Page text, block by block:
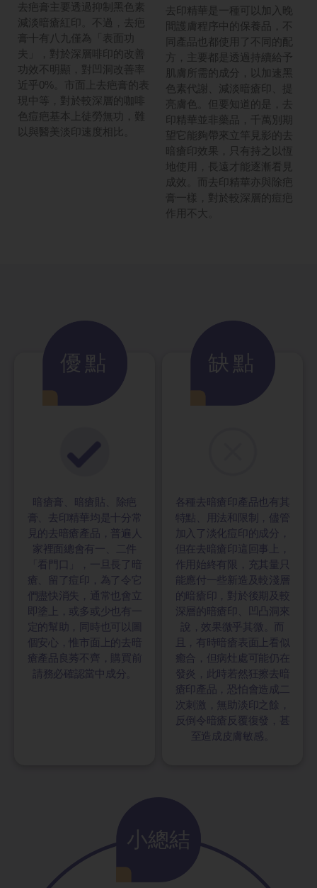
去疤膏主要透過抑制黑色素
減淡暗瘡紅印。不過，去疤
膏十有八九僅為「表面功
夫」，對於深層啡印的改善
功效不明顯，對凹洞改善率
近乎0%。市面上去疤膏的表
現中等，對於較深層的咖啡
色痘疤基本上徒勞無功，難
以與醫美淡印速度相比。
去印精華是一種可以加入晚
間護膚程序中的保養品，不
同產品也都使用了不同的配
方，主要都是透過持續給予
肌膚所需的成分，以加速黑
色素代謝、減淡暗瘡印、提
亮膚色。但要知道的是，去
印精華並非藥品，千萬別期
望它能夠帶來立竿見影的去
暗瘡印效果，只有持之以恆
地使用，長遠才能逐漸看見
成效。而去印精華亦與除疤
膏一樣，對於較深層的痘疤
作用不大。
優點
暗瘡膏、暗瘡貼、除疤
膏、去印精華均是十分常
見的去暗瘡產品，普遍人
家裡面總會有一、二件
「看門口」，一旦長了暗
瘡、留了痘印，為了令它
們盡快消失，通常也會立
即塗上，或多或少也有一
定的幫助，同時也可以圖
個安心，惟市面上的去暗
瘡產品良莠不齊，購買前
請務必確認當中成分。
缺點
各種去暗瘡印產品也有其
特點、用法和限制，儘管
加入了淡化痘印的成分，
但在去暗瘡印這回事上，
作用始終有限，充其量只
能應付一些新造及較淺層
的暗瘡印，對於後期及較
深層的暗瘡印、凹凸洞來
說，效果微乎其微。而
且，有時暗瘡表面上看似
癒合，但病灶處可能仍在
發炎，此時若然狂擦去暗
瘡印產品，恐怕會造成二
次刺激，無助淡印之餘，
反倒令暗瘡反覆復發，甚
至造成皮膚敏感。
小總結